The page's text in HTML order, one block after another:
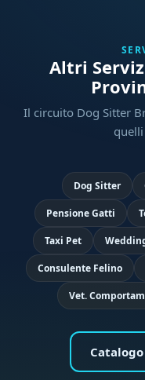
Altri
Il circuito Dog Sitter
Dog Sitter
Pensione Gatti
Taxi Pet
Consulente Felino
Vet.